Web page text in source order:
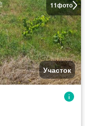
11фото
Участок